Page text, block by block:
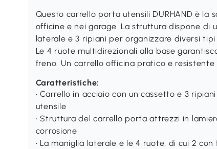
Questo carrello porta utensili DURHAND è
officine e nei garage. La struttura dispone di
laterale e 3 ripiani per organizzare diversi
Le 4 ruote multidirezionali alla base
freno. Un carrello officina pratico e resistente
Caratteristiche:
• Carrello in acciaio con un cassetto e 3
utensile
• Struttura del carrello porta attrezzi in
corrosione
• La maniglia laterale e le 4 ruote, di cui 2